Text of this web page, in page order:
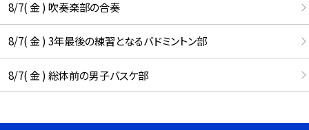
8/7( 金 ) 吹奏楽部の合奏
8/7( 金 ) 3年最後の練習となるバドミントン部
8/7( 金 ) 総体前の男子バスケ部